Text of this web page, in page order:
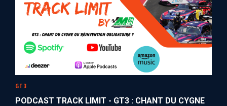
GT3
PODCAST TRACK LIMIT - GT3 : CHANT DU CYGNE